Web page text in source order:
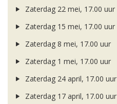
Zaterdag 22 mei, 17.00 uur
Zaterdag 15 mei, 17.00 uur
Zaterdag 8 mei, 17.00 uur
Zaterdag 1 mei, 17.00 uur
Zaterdag 24 april, 17.00 uur
Zaterdag 17 april, 17.00 uur